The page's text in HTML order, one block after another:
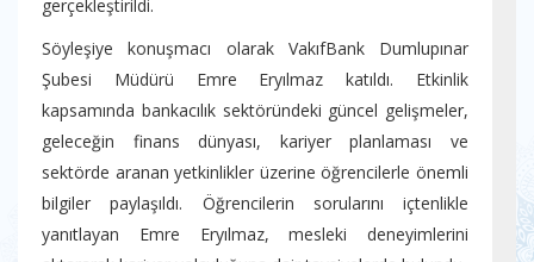
gerçekleştirildi.
Söyleşiye konuşmacı olarak VakıfBank Dumlupınar
Şubesi Müdürü Emre Eryılmaz katıldı. Etkinlik
kapsamında bankacılık sektöründeki güncel gelişmeler,
geleceğin finans dünyası, kariyer planlaması ve
sektörde aranan yetkinlikler üzerine öğrencilerle önemli
bilgiler paylaşıldı. Öğrencilerin sorularını içtenlikle
yanıtlayan Emre Eryılmaz, mesleki deneyimlerini